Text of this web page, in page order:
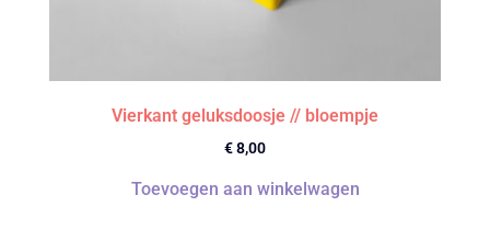
Vierkant geluksdoosje // bloempje
€8,00
Toevoegen aan winkelwagen